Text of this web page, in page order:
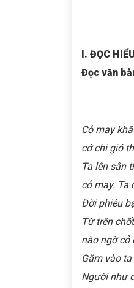
I. ĐỌC
Đọc văn
Cỏ may
cớ chi gió
Ta lên sân
cỏ may. Ta
Đời phiêu
Từ trên
nào ngờ cỏ
Găm vào
Người như